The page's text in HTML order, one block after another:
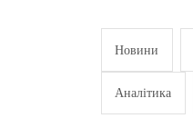
Новини
Аналітика